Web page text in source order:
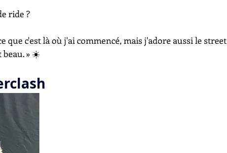
ride ?
que c'est là où j'ai commencé, mais j'adore aussi le street
beau. » ☀️